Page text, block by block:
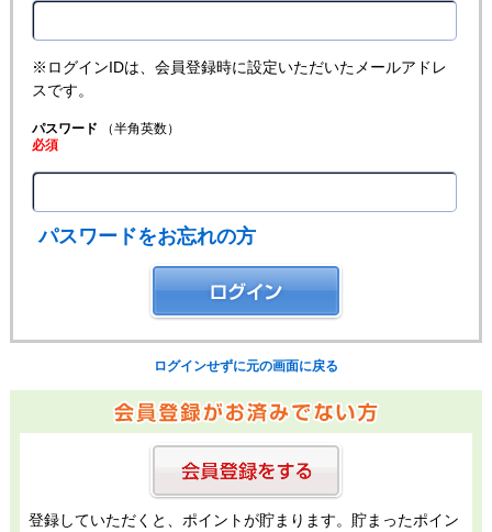
※ログインIDは、会員登録時に設定いただいたメールアドレ
スです。
パスワード （半角英数）
必須
パスワードをお忘れの方
ログインせずに元の画面に戻る
登録していただくと、ポイントが貯まります。貯まったポイン